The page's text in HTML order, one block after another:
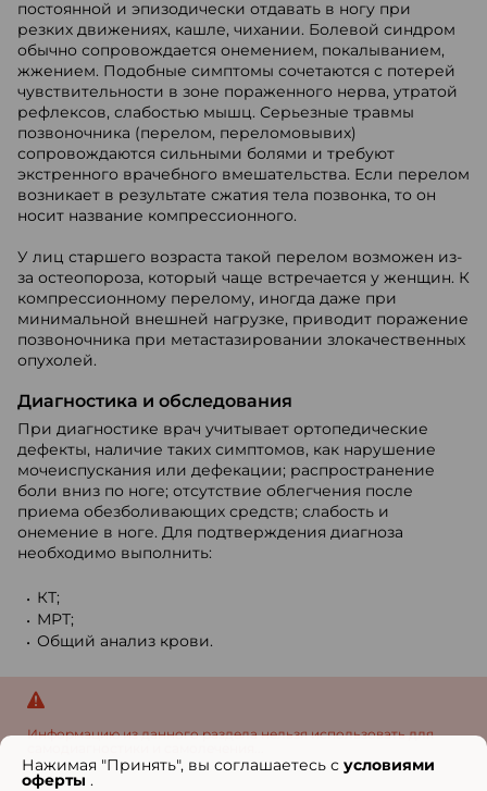
постоянной и эпизодически отдавать в ногу при
резких движениях, кашле, чихании. Болевой синдром
обычно сопровождается онемением, покалыванием,
жжением. Подобные симптомы сочетаются с потерей
чувствительности в зоне пораженного нерва, утратой
рефлексов, слабостью мышц. Серьезные травмы
позвоночника (перелом, переломовывих)
сопровождаются сильными болями и требуют
экстренного врачебного вмешательства. Если перелом
возникает в результате сжатия тела позвонка, то он
носит название компрессионного.
У лиц старшего возраста такой перелом возможен из-
за остеопороза, который чаще встречается у женщин. К
компрессионному перелому, иногда даже при
минимальной внешней нагрузке, приводит поражение
позвоночника при метастазировании злокачественных
опухолей.
Диагностика и обследования
При диагностике врач учитывает ортопедические
дефекты, наличие таких симптомов, как нарушение
мочеиспускания или дефекации; распространение
боли вниз по ноге; отсутствие облегчения после
приема обезболивающих средств; слабость и
онемение в ноге. Для подтверждения диагноза
необходимо выполнить:
КТ;
МРТ;
Общий анализ крови.
Информацию из данного раздела нельзя использовать для
Нажимая "Принять", вы соглашаетесь с условиями
оферты .